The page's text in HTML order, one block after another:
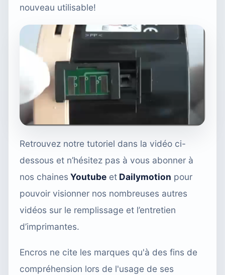
nouveau utilisable!
Retrouvez notre tutoriel dans la vidéo ci-
dessous et n’hésitez pas à vous abonner à
nos chaines Youtube et Dailymotion pour
pouvoir visionner nos nombreuses autres
vidéos sur le remplissage et l’entretien
d’imprimantes.
Encros ne cite les marques qu'à des fins de
compréhension lors de l'usage de ses